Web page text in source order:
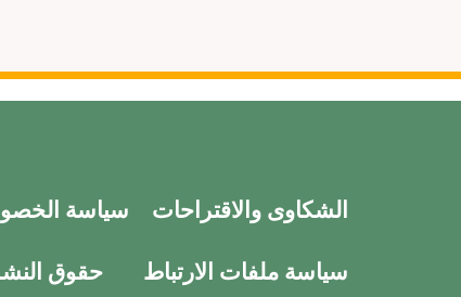
الشكاوى والاقتراحات سياسة
سياسة ملفات الارتباط حقوق